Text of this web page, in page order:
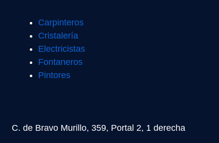
Carpinteros
Cristalería
Electricistas
Fontaneros
Pintores
C. de Bravo Murillo, 359, Portal 2, 1 derecha